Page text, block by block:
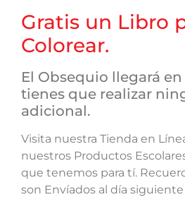
Gratis un Libro
Colorear.
El Obsequio llegará
tienes que realizar
adicional.
Visita nuestra Tienda en
nuestros Productos
que tenemos para tí.
son Envíados al día